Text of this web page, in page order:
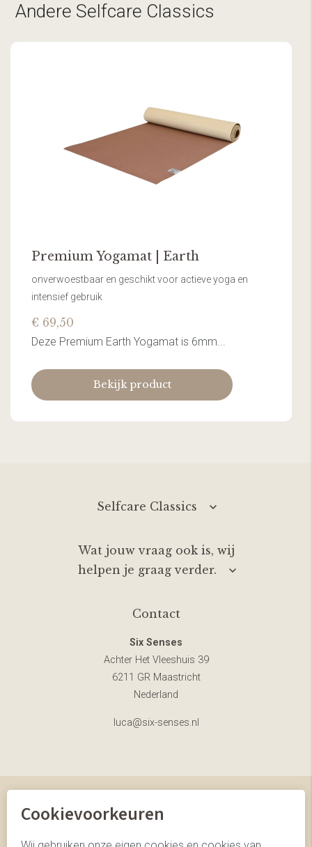
Andere Selfcare Classics
Premium Yogamat | Earth
onverwoestbaar en geschikt voor actieve yoga en
intensief gebruik
€ 69,50
Deze Premium Earth Yogamat is 6mm...
Bekijk product
Selfcare Classics
Wat jouw vraag ook is, wij
helpen je graag verder.
Contact
Six Senses
Achter Het Vleeshuis 39
6211 GR Maastricht
Nederland
luca@six-senses.nl
© Six Senses
website door Webstart
Cookievoorkeuren